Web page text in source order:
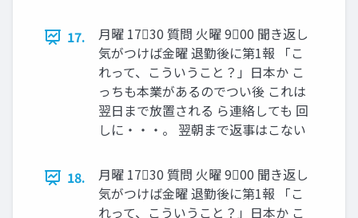
17.
月曜 1730 質問 火曜 900 聞き返し
気がつけば金曜 退勤後に第1報 「こ
れって、こういうこと？」日本か こ
っちも本業があるのでつい後 これは
翌日まで放置される ら連絡しても 回
しに・・・。 翌朝まで返事はこない
18.
月曜 1730 質問 火曜 900 聞き返し
気がつけば金曜 退勤後に第1報 「こ
れって、こういうこと？」日本か こ